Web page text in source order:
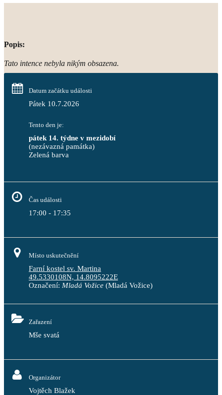
Popis:
Tato intence nebyla nikým obsazena.
Datum začátku události
Pátek 10.7.2026
Tento den je:
pátek 14. týdne v mezidobí
(nezávazná památka)
Zelená barva
Čas události
17:00 - 17:35
Místo uskutečnění
Farní kostel sv. Martina
49.5330108N, 14.8095222E
Označení: Mladá Vožice (Mladá Vožice)
Zařazení
Mše svatá
Organizátor
Vojtěch Blažek